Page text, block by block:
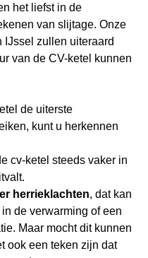
het liefst in de
van slijtage. Onze
IJssel zullen uiteraard
van de CV-ketel kunnen
de uiterste
kunt u herkennen
cv-ketel steeds vaker in
herrieklachten, dat kan
de verwarming of een
Maar mocht dit kunnen
ook een teken zijn dat